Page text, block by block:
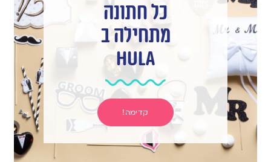
כל חתונה
מתחילה ב
hula
קדימה!